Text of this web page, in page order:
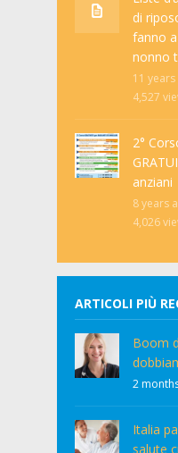
di
fanno
nonno
11
4,527
2°
anziani
8 years
4,026
ARTICOLI PIÙ
Boom
2
Italia
salute